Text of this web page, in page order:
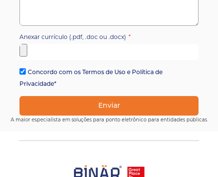
Anexar currículo (.pdf, .doc ou .docx)
Concordo com os Termos de Uso e Política de
Privacidade*
Enviar
A maior especialista em soluções para ponto eletrônico para entidades públicas.